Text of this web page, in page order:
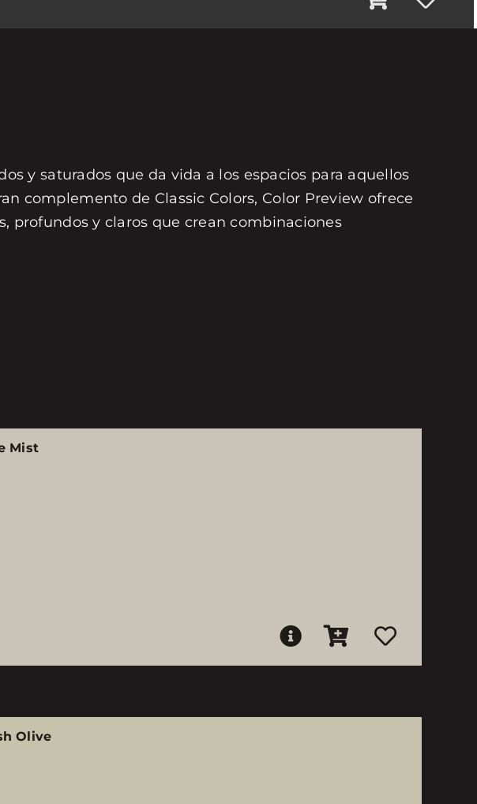
y saturados que da vida a los espacios para aquellos
complemento de Classic Colors, Color Preview ofrece
profundos y claros que crean combinaciones
Mist
Olive